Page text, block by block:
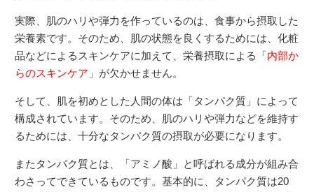
実際、肌のハリや弾力を作っているのは、食事から摂取した
栄養素です。そのため、肌の状態を良くするためには、化粧
品などによるスキンケアに加えて、栄養摂取による「内部か
らのスキンケア 」が欠かせません。
そして、肌を初めとした人間の体は「タンパク質」によって
構成されています。そのため、肌のハリや弾力などを維持す
るためには、十分なタンパク質の摂取が必要になります。
またタンパク質とは、「アミノ酸」と呼ばれる成分が組み合
わさってできているものです。基本的に、タンパク質は20